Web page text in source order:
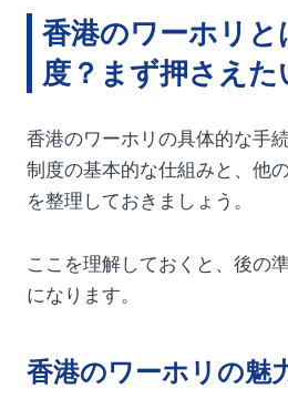
香港のワーホリと
度？まず押さえた
香港のワーホリの具体的な手
制度の基本的な仕組みと、他
を整理しておきましょう。
ここを理解しておくと、後の
になります。
香港のワーホリの魅